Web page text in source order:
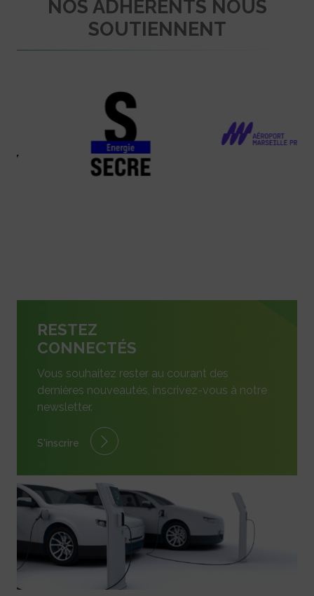
NOS ADHÉRENTS NOUS
SOUTIENNENT
RESTEZ
CONNECTÉS
Vous souhaitez rester au courant des
dernières nouveautés, inscrivez-vous à notre
newsletter.
S'inscrire